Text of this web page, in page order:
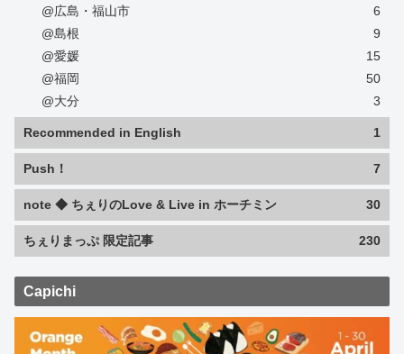
@広島・福山市
6
@島根
9
@愛媛
15
@福岡
50
@大分
3
Recommended in English 1
Push！ 7
note ◆ ちぇりのLove & Live in ホーチミン 30
ちぇりまっぷ 限定記事 230
Capichi